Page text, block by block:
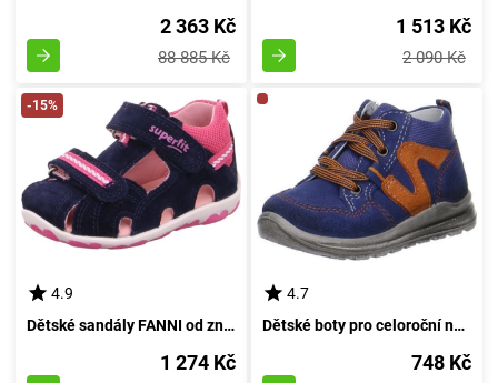
2 363 Kč
88 885 Kč
1 513 Kč
2 090 Kč
-15%
4.9
Dětské sandály FANNI od značky Superfit, model 0-600036-8000, v barvě tmavomodré - velikost 22
1 274 Kč
4.7
Dětské boty pro celoroční nošení od značky MEL, Superfit, model 1-00323-88, v jemném odstínu modré - velikost 20
748 Kč